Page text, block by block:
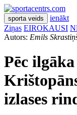
sporta veids
ienākt
Ziņas EIROKAUSI
Autors: Emils
Pēc
izlases